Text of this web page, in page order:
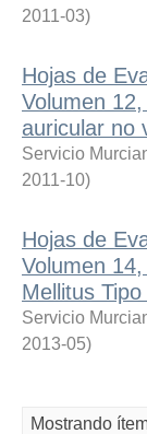
2011-03)
Hojas de
Volumen
auricular no
Servicio
2011-10)
Hojas de
Volumen
Mellitus Tipo
Servicio
2013-05)
Mostrando